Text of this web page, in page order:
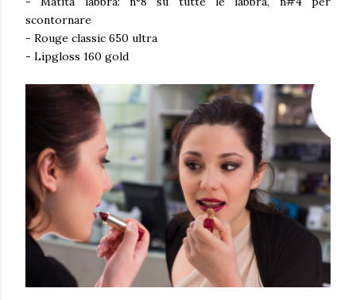
scontornare
- Rouge classic 650 ultra
- Lipgloss 160 gold